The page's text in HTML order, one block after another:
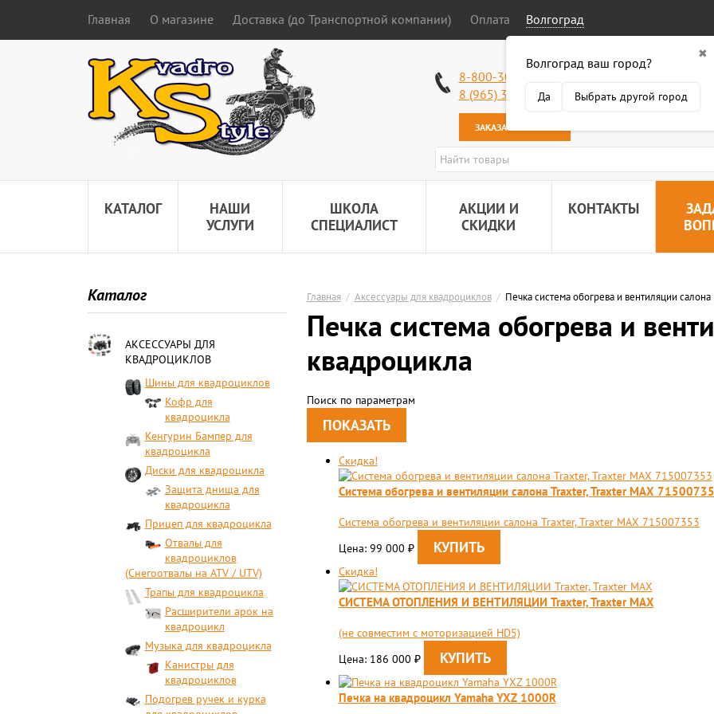
Главная О магазине Доставка (до Транспортной компании) Оплата Волгоград
✖
Волгоград ваш город?
Да Выбрать другой город
8-800-301-50-58
8 (965) 318-34-38
ЗАКАЗАТЬ ЗВОНОК
КАТАЛОГ
НАШИ
УСЛУГИ
ШКОЛА
СПЕЦИАЛИСТ
АКЦИИ И
СКИДКИ
КОНТАКТЫ
Каталог
АКСЕССУАРЫ ДЛЯ
КВАДРОЦИКЛОВ
Шины для квадроциклов
Кофр для
квадроцикла
Кенгурин Бампер для
квадроцикла
Диски для квадроцикла
Защита днища для
квадроцикла
Прицеп для квадроцикла
Отвалы для
квадроциклов
(Снегоотвалы на ATV / UTV)
Трапы для квадроцикла
Расширители арок на
квадроцикл
Музыка для квадроцикла
Канистры для
квадроциклов
Подогрев ручек и курка
Главная / Аксессуары для квадроциклов / Печка система обогрева и вентиляции салона
Печка система обогрева и
квадроцикла
Поиск по параметрам
Скидка!
Система обогрева и вентиляции салона Traxter, Traxter MAX
Система обогрева и вентиляции салона Traxter, Traxter MAX 715007353
Цена: 99 000 ₽
Скидка!
СИСТЕМА ОТОПЛЕНИЯ И ВЕНТИЛЯЦИИ Traxter, Traxter MAX
(не совместим с моторизацией HD5)
Цена: 186 000 ₽
Печка на квадроцикл Yamaha YXZ 1000R